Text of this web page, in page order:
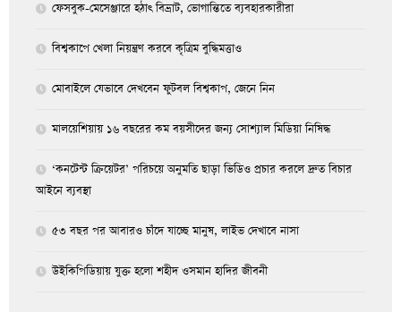
ফেসবুক-মেসেঞ্জারে হঠাৎ বিভ্রাট, ভোগান্তিতে ব্যবহারকারীরা
বিশ্বকাপে খেলা নিয়ন্ত্রণ করবে কৃত্রিম বুদ্ধিমত্তাও
মোবাইলে যেভাবে দেখবেন ফুটবল বিশ্বকাপ, জেনে নিন
মালয়েশিয়ায় ১৬ বছরের কম বয়সীদের জন্য সোশ্যাল মিডিয়া নিষিদ্ধ
‘কনটেন্ট ক্রিয়েটর’ পরিচয়ে অনুমতি ছাড়া ভিডিও প্রচার করলে দ্রুত বিচার
আইনে ব্যবস্থা
৫৩ বছর পর আবারও চাঁদে যাচ্ছে মানুষ, লাইভ দেখাবে নাসা
উইকিপিডিয়ায় যুক্ত হলো শহীদ ওসমান হাদির জীবনী